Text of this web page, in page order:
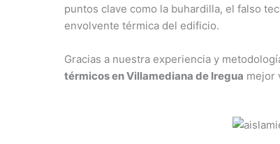
puntos clave como la buhardilla, el falso
envolvente térmica del edificio.
Gracias a nuestra experiencia y
térmicos en Villamediana de Iregua mejor